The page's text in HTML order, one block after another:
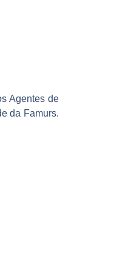
Agentes de
da Famurs.